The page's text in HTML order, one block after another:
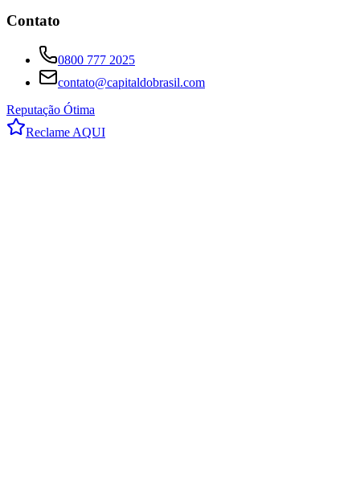
Contato
0800 777 2025
contato@capitaldobrasil.com
Reputação Ótima
Reclame AQUI